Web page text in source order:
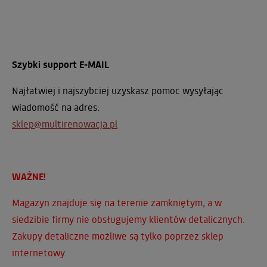
Szybki support E-MAIL
Najłatwiej i najszybciej uzyskasz pomoc wysyłając
wiadomość na adres:
sklep@multirenowacja.pl
WAŻNE!
Magazyn znajduje się na terenie zamkniętym, a w
siedzibie firmy nie obsługujemy klientów detalicznych.
Zakupy detaliczne możliwe są tylko poprzez sklep
internetowy.